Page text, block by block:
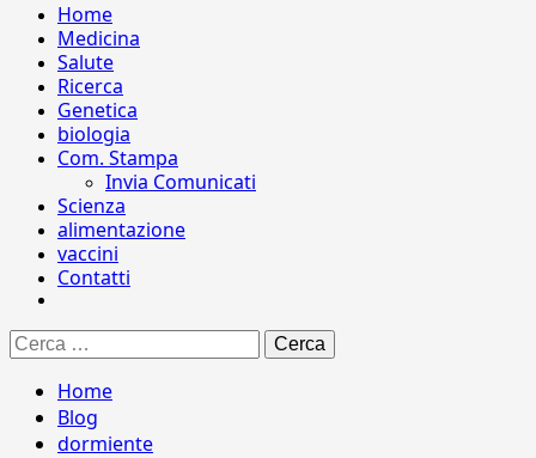
Home
Medicina
Salute
Ricerca
Genetica
biologia
Com. Stampa
Invia Comunicati
Scienza
alimentazione
vaccini
Contatti
Ricerca
per:
Home
Blog
dormiente